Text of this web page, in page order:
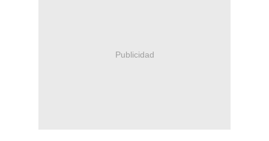
Publicidad